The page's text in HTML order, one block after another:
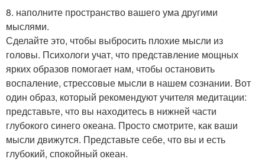
8. наполните пространство вашего ума другими
мыслями.
Сделайте это, чтобы выбросить плохие мысли из
головы. Психологи учат, что представление мощных
ярких образов помогает нам, чтобы остановить
воспаление, стрессовые мысли в нашем сознании. Вот
один образ, который рекомендуют учителя медитации:
представьте, что вы находитесь в нижней части
глубокого синего океана. Просто смотрите, как ваши
мысли движутся. Представьте себе, что вы и есть
глубокий, спокойный океан.